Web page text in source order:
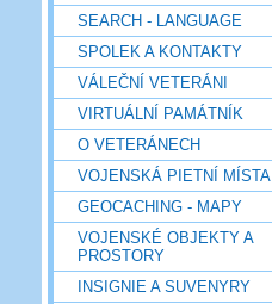
SEARCH - LANGUAGE
SPOLEK A KONTAKTY
VÁLEČNÍ VETERÁNI
VIRTUÁLNÍ PAMÁTNÍK
O VETERÁNECH
VOJENSKÁ PIETNÍ MÍSTA
GEOCACHING - MAPY
VOJENSKÉ OBJEKTY A
PROSTORY
INSIGNIE A SUVENYRY